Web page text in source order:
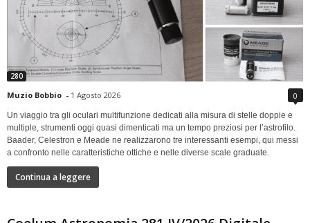
280
Muzio Bobbio - 1 Agosto 2026 0
Un viaggio tra gli oculari multifunzione dedicati alla misura di stelle doppie e
multiple, strumenti oggi quasi dimenticati ma un tempo preziosi per l’astrofilo.
Baader, Celestron e Meade ne realizzarono tre interessanti esempi, qui messi
a confronto nelle caratteristiche ottiche e nelle diverse scale graduate.
Continua a leggere